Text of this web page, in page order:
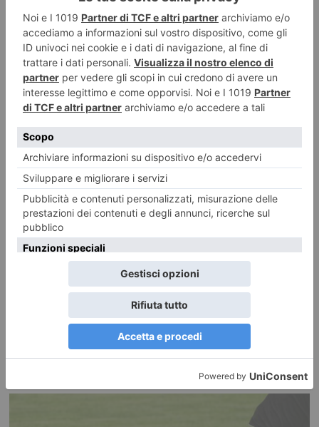
RECENTI:
Ultima prova del Campionato Mondiale BikeTrial B.I.U.
Sabato 8 e domenica 9 agosto ad Alpette è in programma la seconda ed